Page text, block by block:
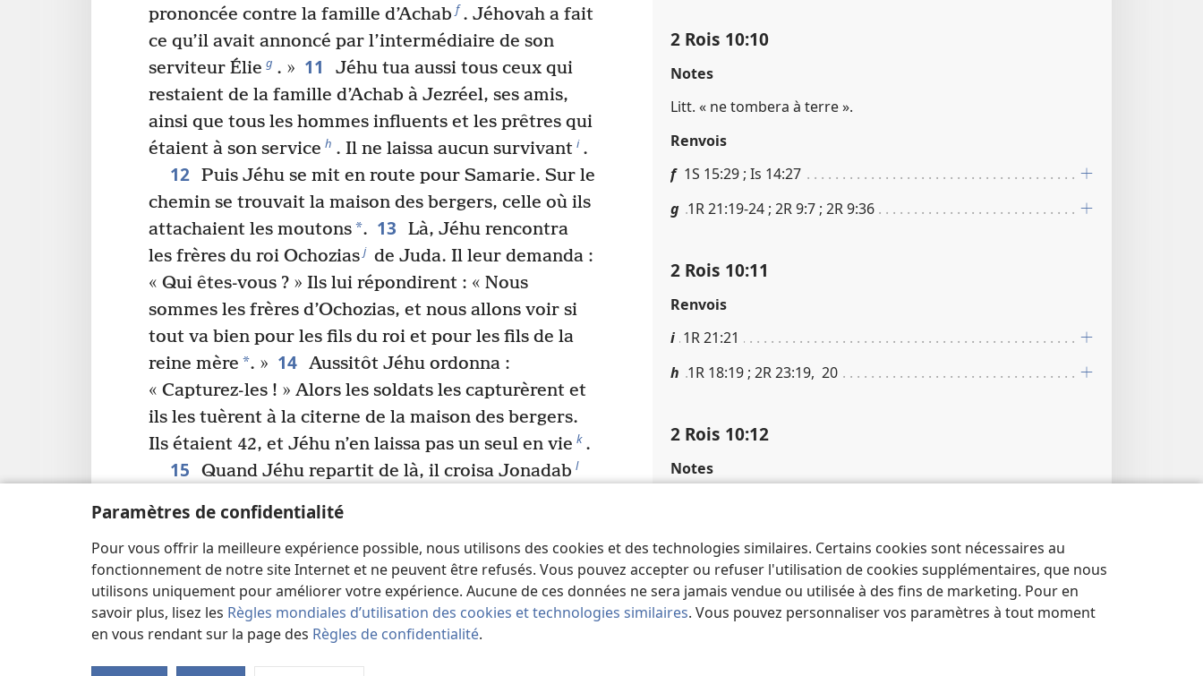
Paramètres de confidentialité
Pour vous offrir la meilleure expérience possible, nous utilisons des cookies et des technologies similaires. Certains cookies sont nécessaires au
fonctionnement de notre site Internet et ne peuvent être refusés. Vous pouvez accepter ou refuser l'utilisation de cookies supplémentaires, que nous
utilisons uniquement pour améliorer votre expérience. Aucune de ces données ne sera jamais vendue ou utilisée à des fins de marketing. Pour en
savoir plus, lisez les Règles mondiales d’utilisation des cookies et technologies similaires. Vous pouvez personnaliser vos paramètres à tout moment
en vous rendant sur la page des Règles de confidentialité.
prononcée contre la famille d’Achab f . Jéhovah a fait
ce qu’il avait annoncé par l’intermédiaire de son
serviteur Élie g . » 11
Jéhu tua aussi tous ceux qui
restaient de la famille d’Achab à Jezréel, ses amis,
ainsi que tous les hommes influents et les prêtres qui
étaient à son service h . Il ne laissa aucun survivant i .
12 Puis Jéhu se mit en route pour Samarie. Sur le
chemin se trouvait la maison des bergers, celle où ils
attachaient les moutons*. 13
Là, Jéhu rencontra
les frères du roi Ochozias j de Juda. Il leur demanda :
« Qui êtes-vous ? » Ils lui répondirent : « Nous
sommes les frères d’Ochozias, et nous allons voir si
tout va bien pour les fils du roi et pour les fils de la
reine mère *. » 14 Aussitôt Jéhu ordonna :
« Capturez-les ! » Alors les soldats les capturèrent et
ils les tuèrent à la citerne de la maison des bergers.
Ils étaient 42, et Jéhu n’en laissa pas un seul en vie k .
15 Quand Jéhu repartit de là, il croisa Jonadab l
et lui demanda : « Ton cœur est-il entièrement
moi, comme mon cœur l’est avec ton cœur ? »
Jonadab lui répondit : « Oui. »
Jéhu lui dit : « Alors, donne-moi la main. »
Jonadab lui tendit donc la main. Et Jéhu le fit
2 Rois 10​:​10
Notes
Litt. « ne tombera à terre ».
Renvois
f 1S 15​:​29 ; Is 14​:​27
g 1R 21​:​19-24 ; 2R 9​:​7 ; 2R 9​:​36
2 Rois 10​:​11
Renvois
i 1R 21​:​21
h 1R 18​:​19 ; 2R 23​:​19, 20
2 Rois 10​:​12
Notes
2 Rois 10​:​13
Notes